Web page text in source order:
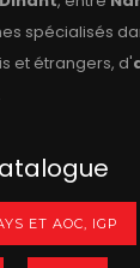
spécialisés
et étrangers, d'
ET AOC, IGP